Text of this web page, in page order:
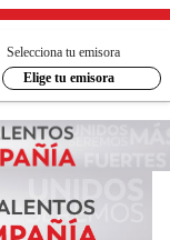
Selecciona tu emisora
Elige tu emisora